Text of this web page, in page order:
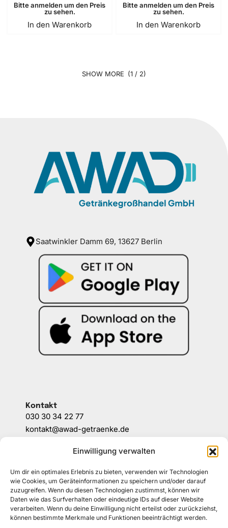
Einwilligung verwalten
Um dir ein optimales Erlebnis zu bieten, verwenden wir Technologien
wie Cookies, um Geräteinformationen zu speichern und/oder darauf
zuzugreifen. Wenn du diesen Technologien zustimmst, können wir
Daten wie das Surfverhalten oder eindeutige IDs auf dieser Website
verarbeiten. Wenn du deine Einwilligung nicht erteilst oder zurückziehst,
können bestimmte Merkmale und Funktionen beeinträchtigt werden.
Bitte anmelden um den Preis
zu sehen.
In den Warenkorb
Bitte anmelden um den Preis
zu sehen.
In den Warenkorb
(1 / 2)
Saatwinkler Damm 69, 13627 Berlin
Kontakt
030 30 34 22 77
kontakt@awad-getraenke.de
ALLGEMEINE GESCHÄFTSBEDINGUNGEN
DATENSCHUTZ
WIDERRUFSBELEHRUNG